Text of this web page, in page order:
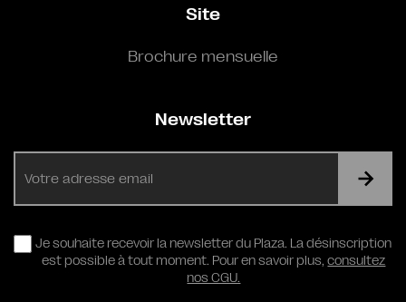
Site
Brochure mensuelle
Newsletter
RGPD
Je souhaite recevoir la newsletter du Plaza. La désinscription
est possible à tout moment. Pour en savoir plus,consultez
nos CGU.